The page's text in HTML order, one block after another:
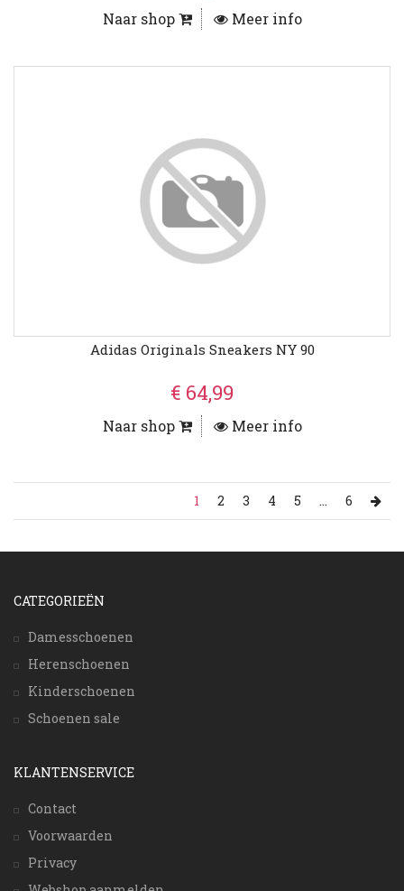
Naar shop Meer info
Adidas Originals Sneakers NY 90
€ 64,99
Naar shop Meer info
1 2 3 4 5 ... 6
CATEGORIEËN
Damesschoenen
Herenschoenen
Kinderschoenen
Schoenen sale
KLANTENSERVICE
Contact
Voorwaarden
Privacy